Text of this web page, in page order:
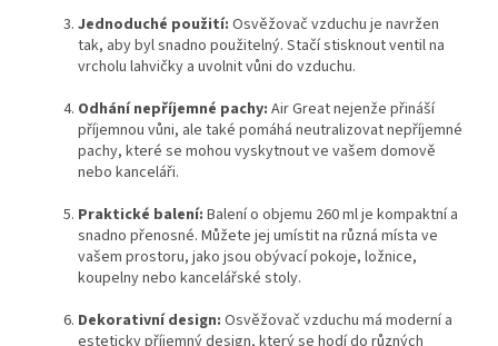
Jednoduché použití: Osvěžovač vzduchu je navržen
tak, aby byl snadno použitelný. Stačí stisknout ventil na
vrcholu lahvičky a uvolnit vůni do vzduchu.
Odhání nepříjemné pachy: Air Great nejenže přináší
příjemnou vůni, ale také pomáhá neutralizovat nepříjemné
pachy, které se mohou vyskytnout ve vašem domově
nebo kanceláři.
Praktické balení: Balení o objemu 260 ml je kompaktní a
snadno přenosné. Můžete jej umístit na různá místa ve
vašem prostoru, jako jsou obývací pokoje, ložnice,
koupelny nebo kancelářské stoly.
Dekorativní design: Osvěžovač vzduchu má moderní a